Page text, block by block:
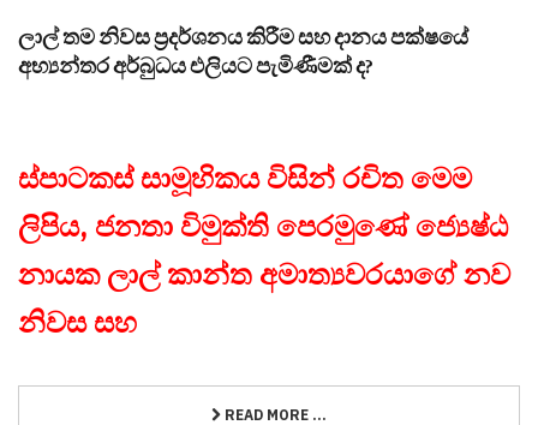
ලාල් තම නිවස ප්‍රදර්ශනය කිරීම සහ දානය පක්ෂයේ
අභ්‍යන්තර අර්බුධය එලියට පැමිණීමක් ද?
ස්පාටකස් සාමූහිකය විසින් රචිත මෙම
ලිපිය, ජනතා විමුක්ති පෙරමුණේ ජ්‍යෙෂ්ඨ
නායක ලාල් කාන්ත අමාත්‍යවරයාගේ නව
නිවස සහ
READ MORE ...